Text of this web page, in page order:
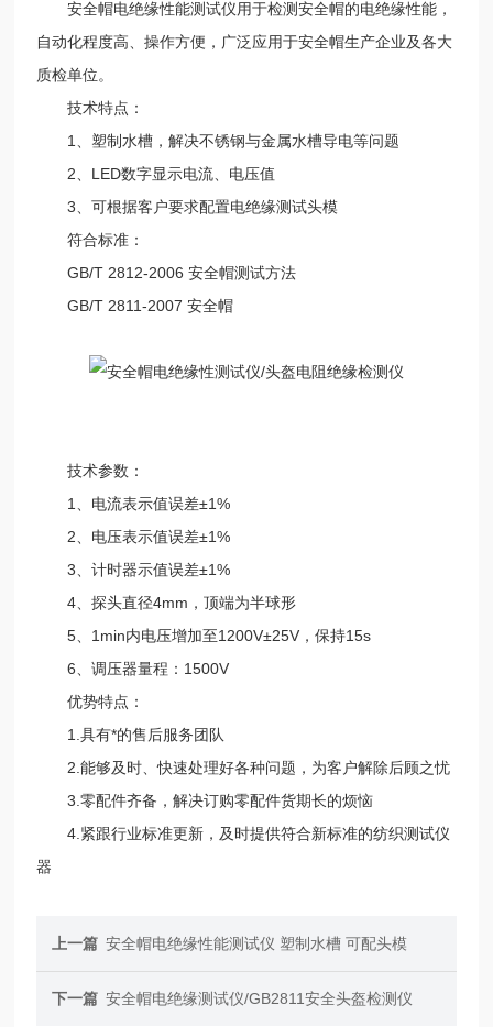
安全帽电绝缘性能测试仪用于检测安全帽的电绝缘性能，
自动化程度高、操作方便，广泛应用于安全帽生产企业及各大
质检单位。
技术特点：
1、塑制水槽，解决不锈钢与金属水槽导电等问题
2、LED数字显示电流、电压值
3、可根据客户要求配置电绝缘测试头模
符合标准：
GB/T 2812-2006 安全帽测试方法
GB/T 2811-2007 安全帽
技术参数：
1、电流表示值误差±1%
2、电压表示值误差±1%
3、计时器示值误差±1%
4、探头直径4mm，顶端为半球形
5、1min内电压增加至1200V±25V，保持15s
6、调压器量程：1500V
优势特点：
1.具有*的售后服务团队
2.能够及时、快速处理好各种问题，为客户解除后顾之忧
3.零配件齐备，解决订购零配件货期长的烦恼
4.紧跟行业标准更新，及时提供符合新标准的纺织测试仪
器
上一篇 安全帽电绝缘性能测试仪 塑制水槽 可配头模
下一篇 安全帽电绝缘测试仪/GB2811安全头盔检测仪